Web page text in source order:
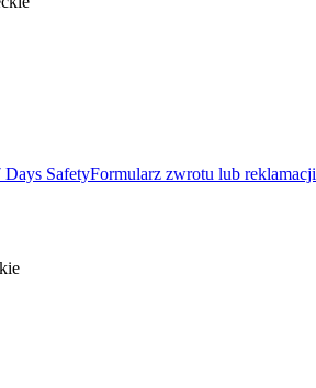
Days SafetyFormularz zwrotu lub reklamacji